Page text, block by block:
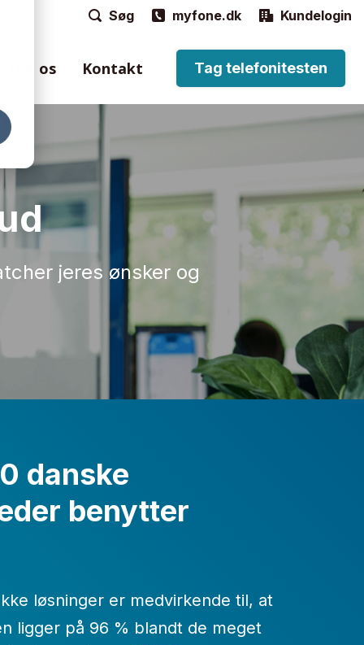
Kundelogin
myfone.dk
Søg
håndtering af
Om os Kontakt Tag telefonitesten
jeres ønsker og
danske
benytter
løsninger er medvirkende til, at
ligger på 96 % blandt de meget